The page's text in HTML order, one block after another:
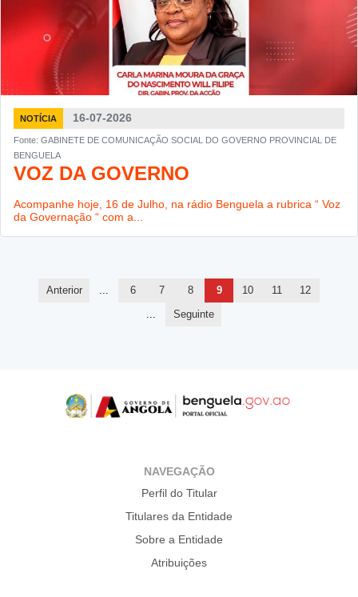
NOTÍCIA 16-07-2026
Fonte: GABINETE DE COMUNICAÇÃO SOCIAL DO GOVERNO PROVINCIAL DE
BENGUELA
VOZ DA GOVERNO
Acompanhe hoje, 16 de Julho, na rádio Benguela a rubrica “ Voz
da Governação “ com a...
Anterior ... 6 7 8 9 10 11
12
...
Seguinte
NAVEGAÇÃO
Perfil do Titular
Titulares da Entidade
Sobre a Entidade
Atribuições